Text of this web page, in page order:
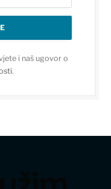
i naš ugovor o
.